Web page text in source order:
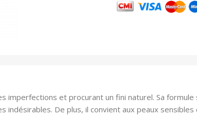
et procurant un fini naturel. Sa
De plus, il convient aux peaux